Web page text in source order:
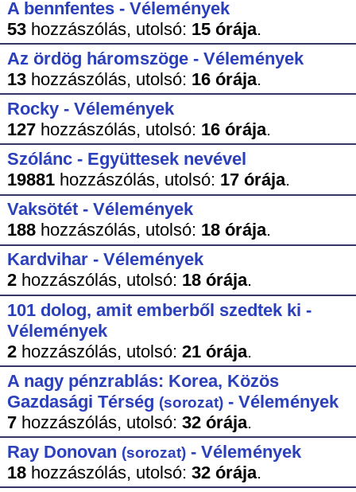
A bennfentes - Vélemények
53hozzászólás, utolsó: 15 órája.
Az ördög háromszöge - Vélemények
13hozzászólás, utolsó: 16 órája.
Rocky - Vélemények
127hozzászólás, utolsó: 16 órája.
Szólánc - Együttesek nevével
19881hozzászólás, utolsó: 17 órája.
Vaksötét - Vélemények
188hozzászólás, utolsó: 18 órája.
Kardvihar - Vélemények
2hozzászólás, utolsó: 18 órája.
101 dolog, amit emberből szedtek ki -
Vélemények
2hozzászólás, utolsó: 21 órája.
A nagy pénzrablás: Korea, Közös
Gazdasági Térség (sorozat)- Vélemények
7hozzászólás, utolsó: 32 órája.
Ray Donovan (sorozat)- Vélemények
18hozzászólás, utolsó: 32 órája.